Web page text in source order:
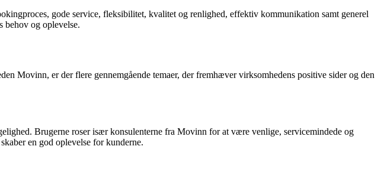
gode service, fleksibilitet, kvalitet og renlighed, effektiv kommunikation samt generel
behov og oplevelse.
Movinn, er der flere gennemgående temaer, der fremhæver virksomhedens positive sider og den
Brugerne roser især konsulenterne fra Movinn for at være venlige, servicemindede og
en god oplevelse for kunderne.